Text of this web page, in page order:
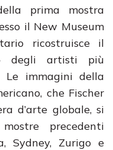
prima mostra
il New Museum
ricostruisce il
degli artisti più
Le immagini della
che Fischer
d’arte globale, si
precedenti
Sydney, Zurigo e